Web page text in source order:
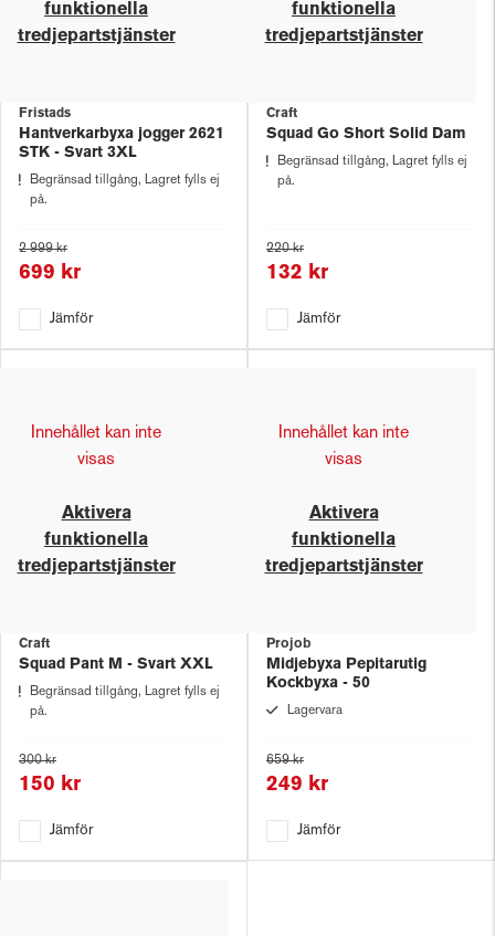
funktionella
tredjepartstjänster
Fristads
Hantverkarbyxa jogger 2621
STK - Svart 3XL
Begränsad tillgång, Lagret fylls ej
på.
2 999 kr
699 kr
Jämför
funktionella
tredjepartstjänster
Craft
Squad Go Short Solid Dam
Begränsad tillgång, Lagret fylls ej
på.
220 kr
132 kr
Jämför
Innehållet kan inte
visas
Aktivera
funktionella
tredjepartstjänster
Craft
Squad Pant M - Svart XXL
Begränsad tillgång, Lagret fylls ej
på.
300 kr
150 kr
Jämför
Innehållet kan inte
visas
Aktivera
funktionella
tredjepartstjänster
Projob
Midjebyxa Pepitarutig
Kockbyxa - 50
Lagervara
659 kr
249 kr
Jämför